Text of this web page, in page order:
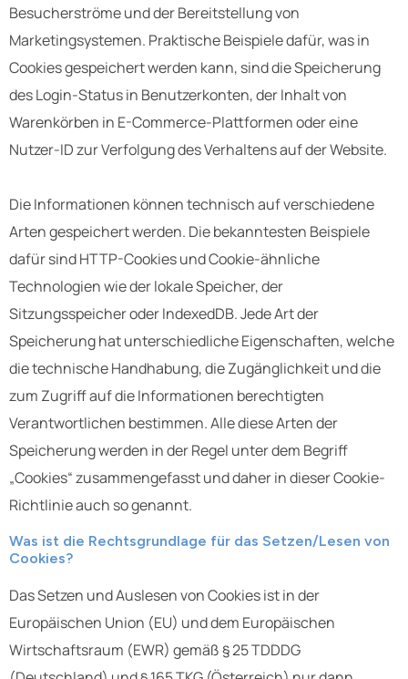
Besucherströme und der Bereitstellung von
Marketingsystemen. Praktische Beispiele dafür, was in
Cookies gespeichert werden kann, sind die Speicherung
des Login-Status in Benutzerkonten, der Inhalt von
Warenkörben in E-Commerce-Plattformen oder eine
Nutzer-ID zur Verfolgung des Verhaltens auf der Website.
Die Informationen können technisch auf verschiedene
Arten gespeichert werden. Die bekanntesten Beispiele
dafür sind HTTP-Cookies und Cookie-ähnliche
Technologien wie der lokale Speicher, der
Sitzungsspeicher oder IndexedDB. Jede Art der
Speicherung hat unterschiedliche Eigenschaften, welche
die technische Handhabung, die Zugänglichkeit und die
zum Zugriff auf die Informationen berechtigten
Verantwortlichen bestimmen. Alle diese Arten der
Speicherung werden in der Regel unter dem Begriff
„Cookies“ zusammengefasst und daher in dieser Cookie-
Richtlinie auch so genannt.
Was ist die Rechtsgrundlage für das Setzen/Lesen von
Cookies?
Das Setzen und Auslesen von Cookies ist in der
Europäischen Union (EU) und dem Europäischen
Wirtschaftsraum (EWR) gemäß § 25 TDDDG